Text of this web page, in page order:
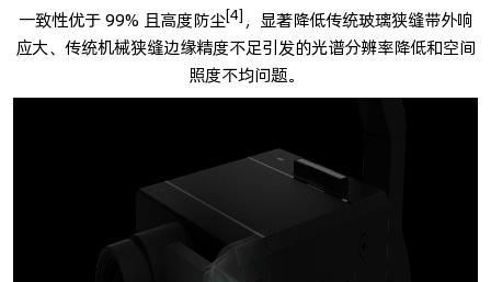
一致性优于 99% 且高度防尘[4] ，显著降低传统玻璃狭缝带外响
应大、传统机械狭缝边缘精度不足引发的光谱分辨率降低和空间
照度不均问题。